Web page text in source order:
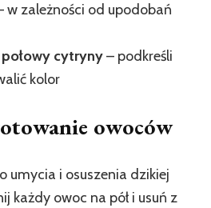
w zależności od upodobań
cytryny– podkreśli
kolor
owoców
umycia i osuszenia dzikiej
każdy owoc na pół i usuń z